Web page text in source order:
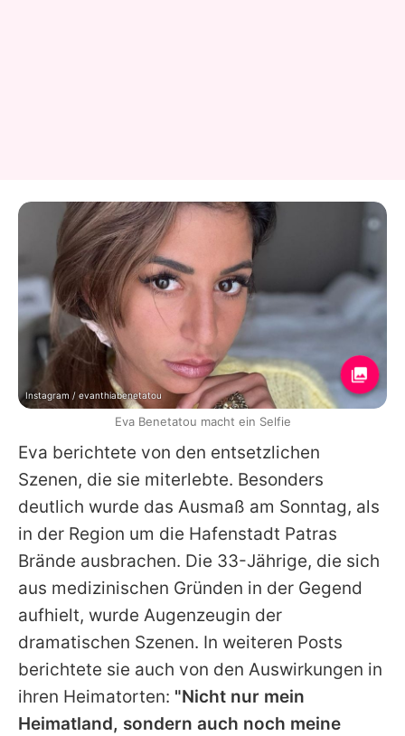
Eva berichtete von den entsetzlichen
Szenen, die sie miterlebte. Besonders
deutlich wurde das Ausmaß am Sonntag, als
in der Region um die Hafenstadt Patras
Brände ausbrachen. Die 33-Jährige, die sich
aus medizinischen Gründen in der Gegend
aufhielt, wurde Augenzeugin der
dramatischen Szenen. In weiteren Posts
berichtete sie auch von den Auswirkungen in
ihren Heimatorten: "Nicht nur mein
Heimatland, sondern auch noch meine
Instagram / evanthiabenetatou
Eva Benetatou macht ein Selfie